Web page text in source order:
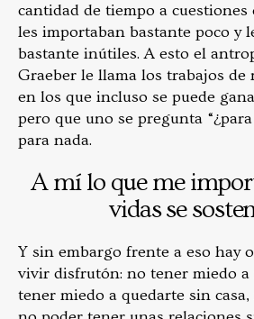
cantidad de tiempo a
les importaban bastante poco y
bastante inútiles. A esto el
Graeber le llama los trabajos de
en los que incluso se puede
pero que uno se pregunta
para nada.
A mí lo que me
vidas se
Y sin embargo frente a eso hay
vivir disfrutón: no tener miedo a
tener miedo a quedarte sin